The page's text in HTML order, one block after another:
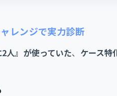
レンジで実力診断
人』が使っていた、 ケース特